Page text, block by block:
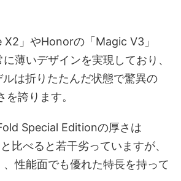
」やHonorの「Magic V3」
薄いデザインを実現しており、
は折りたたんだ状態で驚異の
誇ります。
Special Editionの厚さは
比べると若干劣っていますが、
性能面でも優れた特長を持って